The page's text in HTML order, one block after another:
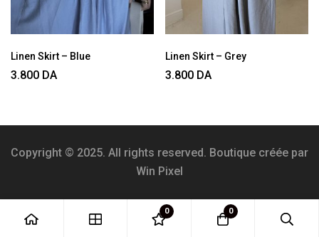
Linen Skirt – Blue
3.800 DA
Linen Skirt – Grey
3.800 DA
Copyright © 2025. All rights reserved. Boutique créée par
Win Pixel
0 0